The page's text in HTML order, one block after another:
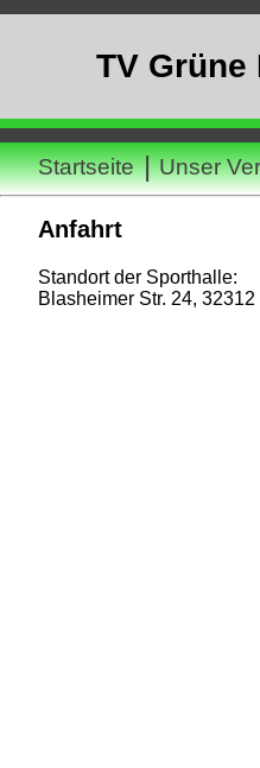
TV Grüne
Startseite | Unser
Anfahrt
Standort der Sporthalle:
Blasheimer Str. 24,